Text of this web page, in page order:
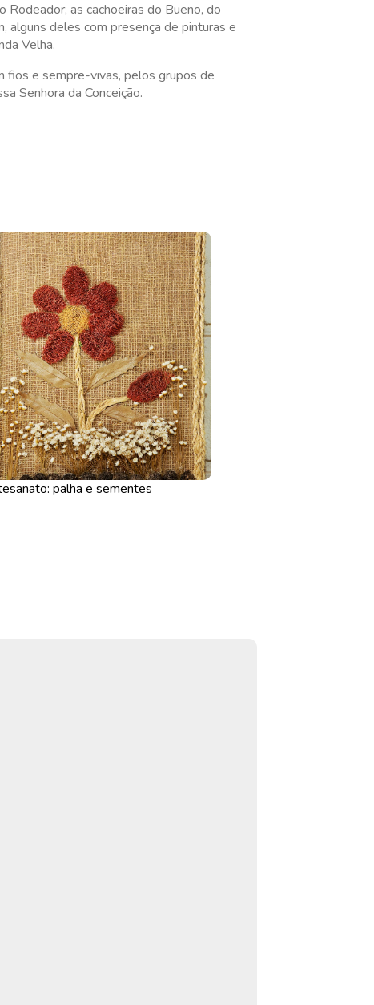
as cachoeiras do Bueno, do
alguns deles com presença de pinturas e
Velha.
fios e sempre-vivas, pelos grupos de
Senhora da Conceição.
palha e sementes